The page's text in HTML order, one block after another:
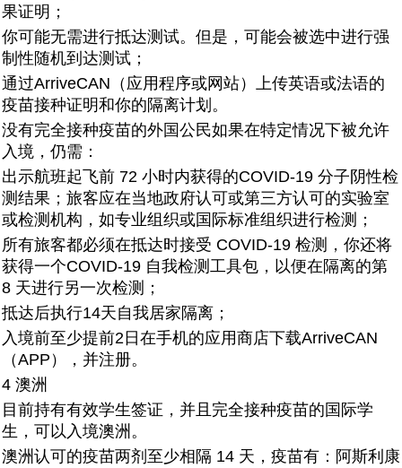
果证明；
你可能无需进行抵达测试。但是，可能会被选中进行强
制性随机到达测试；
通过ArriveCAN（应用程序或网站）上传英语或法语的
疫苗接种证明和你的隔离计划。
没有完全接种疫苗的外国公民如果在特定情况下被允许
入境，仍需：
出示航班起飞前 72 小时内获得的COVID-19 分子阴性检
测结果；旅客应在当地政府认可或第三方认可的实验室
或检测机构，如专业组织或国际标准组织进行检测；
所有旅客都必须在抵达时接受 COVID-19 检测，你还将
获得一个COVID-19 自我检测工具包，以便在隔离的第
8 天进行另一次检测；
抵达后执行14天自我居家隔离；
入境前至少提前2日在手机的应用商店下载ArriveCAN
（APP），并注册。
4 澳洲
目前持有有效学生签证，并且完全接种疫苗的国际学
生，可以入境澳洲。
澳洲认可的疫苗两剂至少相隔 14 天，疫苗有：阿斯利康